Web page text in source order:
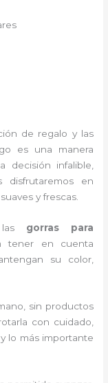
de regalo y las
es una manera
decisión infalible,
disfrutaremos en
y frescas.
las gorras para
tener en cuenta
su color,
sin productos
con cuidado,
lo más importante